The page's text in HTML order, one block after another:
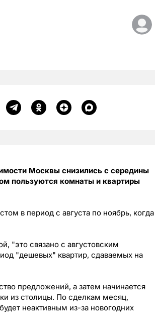
Москвы снизились с середины
пользуются комнаты и квартиры
в период с августа по ноябрь, когда
"это связано с августовским
"дешевых" квартир, сдаваемых на
предложений, а затем начинается
из столицы. По сделкам месяц,
неактивным из-за новогодних